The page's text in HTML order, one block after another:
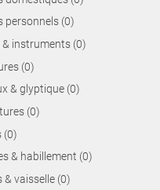
personnels (0)
& instruments (0)
(0)
& glyptique (0)
(0)
(0)
& habillement (0)
& vaisselle (0)